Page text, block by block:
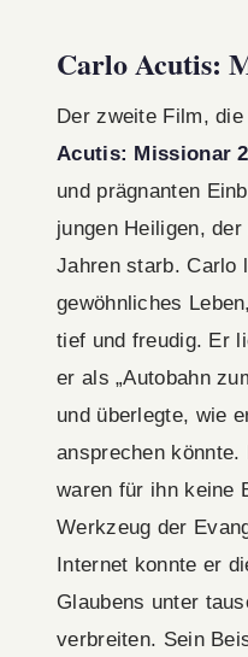
Carlo Acutis:
Der zweite Film,
Acutis: Missionar
und prägnanten
jungen Heiligen,
Jahren starb. Carlo
gewöhnliches
tief und freudig. Er
er als „Autobahn
und überlegte, wie
ansprechen könnte.
waren für ihn keine
Werkzeug der
Internet konnte er
Glaubens unter
verbreiten. Sein